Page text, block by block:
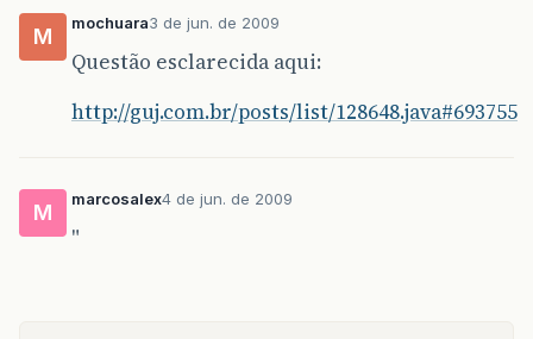
M
mochuara3 de jun. de 2009
Questão esclarecida aqui:
http://guj.com.br/posts/list/128648.java#693755
M
marcosalex4 de jun. de 2009
"